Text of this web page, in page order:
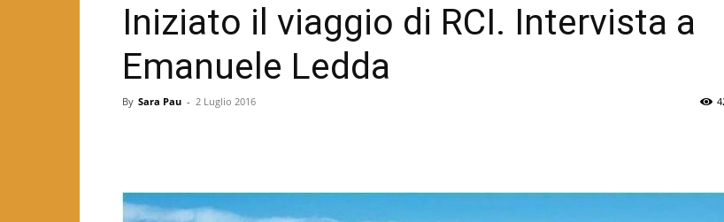
Iniziato il viaggio di RCI. Intervista a
Emanuele Ledda
By Sara Pau - 2 Luglio 2016